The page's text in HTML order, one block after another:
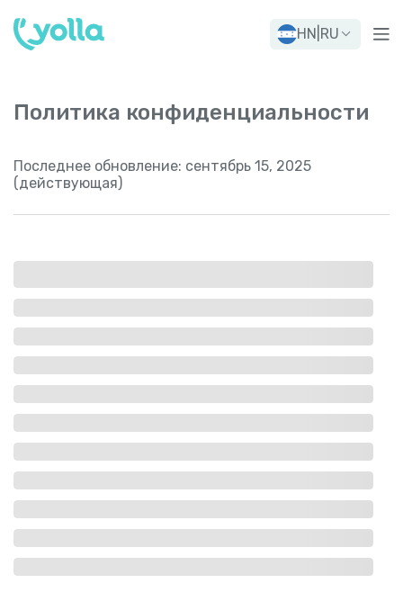
HN RU
Политика конфиденциальности
Последнее обновление: сентябрь 15, 2025
(действующая)